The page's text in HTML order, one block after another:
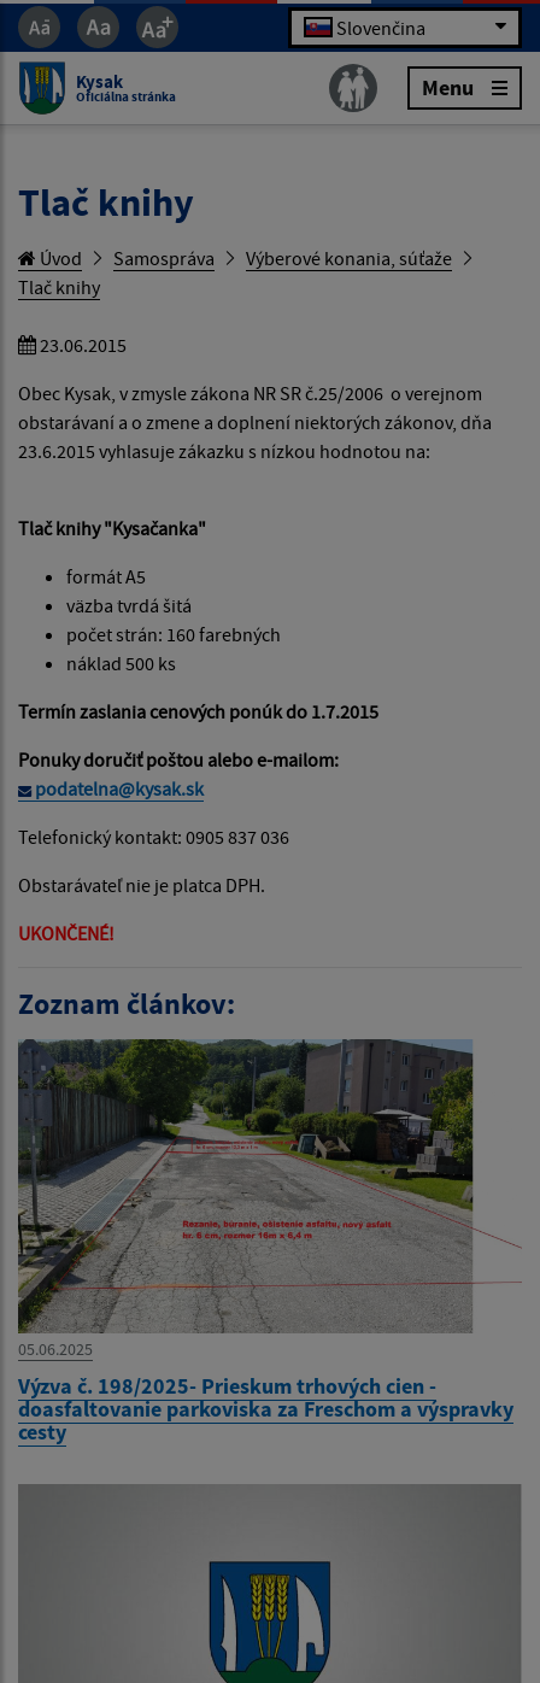
Slovenčina
Kysak
Oficiálna stránka Menu
Tlač knihy
Úvod Samospráva
Výberové konania, súťaže
Tlač knihy
23.06.2015
Obec Kysak, v zmysle zákona NR SR č.25/2006 o verejnom
obstarávaní a o zmene a doplnení niektorých zákonov, dňa
23.6.2015 vyhlasuje zákazku s nízkou hodnotou na:
Tlačknihy "Kysačanka"
formát A5
väzba tvrdá šitá
počet strán: 160 farebných
náklad 500 ks
Termín zaslania cenových ponúk do 1.7.2015
Ponuky doručiť poštou alebo e-mailom:
podatelna@kysak.sk
Telefonický kontakt: 0905 837 036
Obstarávateľ nie je platca DPH.
UKONČENÉ!
Zoznam článkov:
05.06.2025
Výzva č. 198/2025- Prieskum trhových cien -
doasfaltovanie parkoviska za Freschom a výspravky
cesty